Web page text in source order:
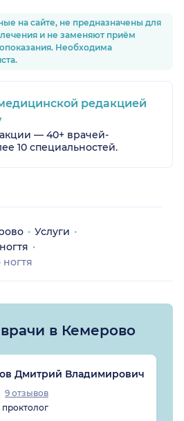
на сайте, не предназначены для
лечения и не заменяют приём
Необходима
редакцией
— 40+ врачей-
10 специальностей.
Услуги
в Кемерово
Дмитрий Владимирович
9 отзывов
проктолог